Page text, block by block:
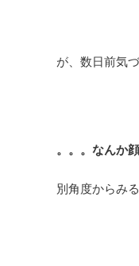
が、数日前気
。。。なんか
別角度からみ